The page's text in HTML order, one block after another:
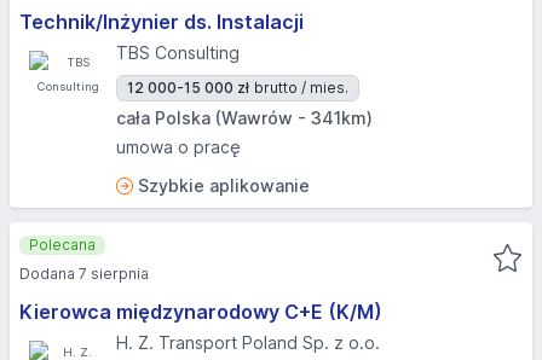
Technik/Inżynier ds. Instalacji
TBS Consulting
12 000-15 000 zł brutto / mies.
cała Polska (Wawrów - 341km)
umowa o pracę
Szybkie aplikowanie
Kierowca międzynarodowy C+E (K/M)
H. Z. Transport Poland Sp. z o.o.
Polecana
Dodana 7 sierpnia